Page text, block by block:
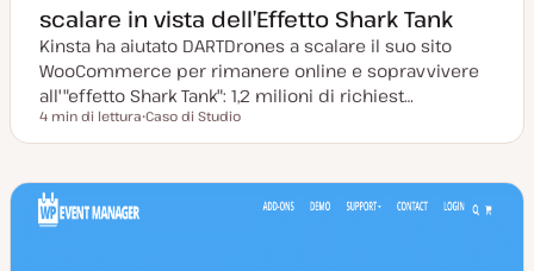
scalare in vista dell’Effetto Shark Tank
Kinsta ha aiutato DARTDrones a scalare il suo sito
WooCommerce per rimanere online e sopravvivere
all'"effetto Shark Tank": 1,2 milioni di richiest…
Tempo di lettura
4 min di lettura
o
t
Caso di Studio